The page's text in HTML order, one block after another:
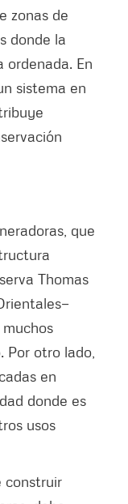
zonas de
donde la
ordenada. En
sistema en
que
Thomas
Por otro lado,
en
donde es
usos
construir